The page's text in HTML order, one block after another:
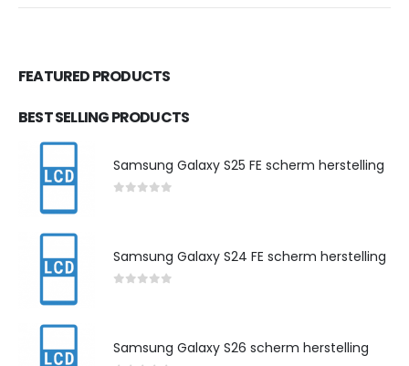
FEATURED PRODUCTS
BEST SELLING PRODUCTS
Samsung Galaxy S25 FE scherm herstelling
Samsung Galaxy S24 FE scherm herstelling
Samsung Galaxy S26 scherm herstelling